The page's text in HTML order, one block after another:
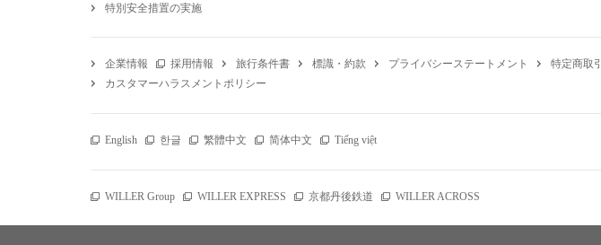
特別安全措置の実施
企業情報 採用情報 旅行条件書 標識・約款 プライバシーステートメント 特定商取
カスタマーハラスメントポリシー
English 한글 繁體中文 简体中文 Tiếng việt
WILLER Group WILLER EXPRESS 京都丹後鉄道
WILLER ACROSS